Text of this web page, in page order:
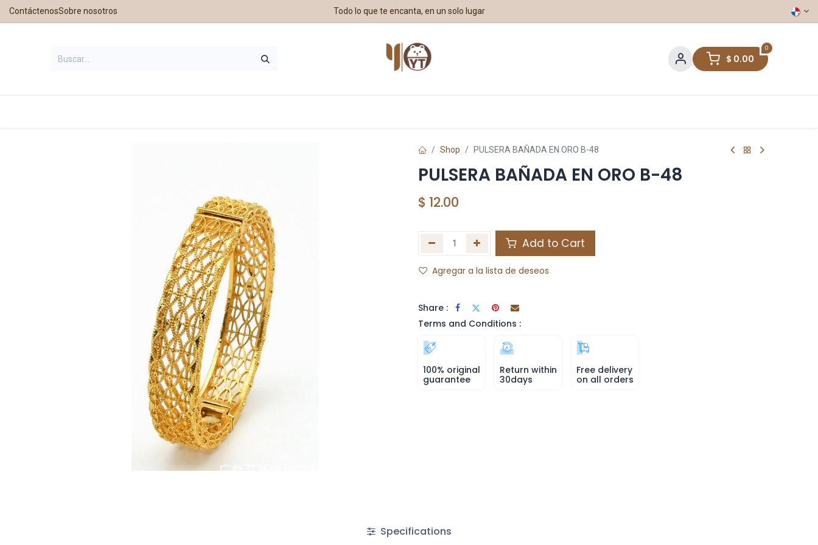
ContáctenosSobre nosotros Todo lo que te encanta, en un solo lugar
0
$ 0.00
Shop PULSERA BAÑADA EN ORO B-48
PULSERA BAÑADA EN ORO B-48
$ 12.00
Add to Cart
Agregar a la lista de deseos
Share :
Terms and Conditions :
100% original
guarantee
Return within
30days
Free delivery
on all orders
Specifications